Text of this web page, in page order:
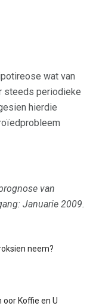
wat van
steeds periodieke
hierdie
van
Januarie 2009.
neem?
oor Koffie en U